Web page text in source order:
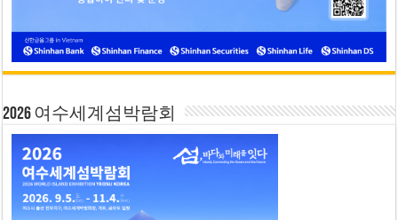
2026 여수세계섬박람회